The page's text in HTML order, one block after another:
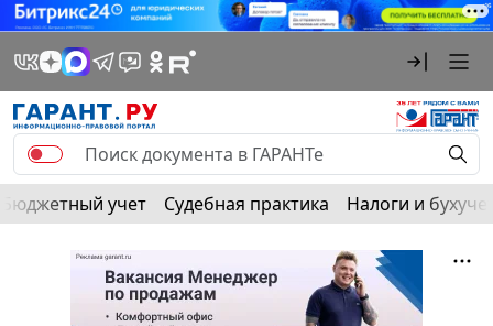
Бюджетный учет Судебная практика Налоги и